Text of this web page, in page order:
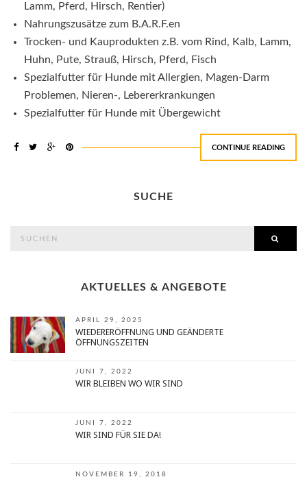
Lamm, Pferd, Hirsch, Rentier)
Nahrungszusätze zum B.A.R.F.en
Trocken- und Kauprodukten z.B. vom Rind, Kalb, Lamm,
Huhn, Pute, Strauß, Hirsch, Pferd, Fisch
Spezialfutter für Hunde mit Allergien, Magen-Darm
Problemen, Nieren-, Lebererkrankungen
Spezialfutter für Hunde mit Übergewicht
CONTINUE READING
SUCHE
AKTUELLES & ANGEBOTE
APRIL 29, 2025
WIEDERERÖFFNUNG UND GEÄNDERTE
ÖFFNUNGSZEITEN
JUNI 7, 2022
WIR BLEIBEN WO WIR SIND
JUNI 7, 2022
WIR SIND FÜR SIE DA!
NOVEMBER 19, 2018